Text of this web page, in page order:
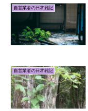
自営業者の日常雑記
自営業者の日常雑記